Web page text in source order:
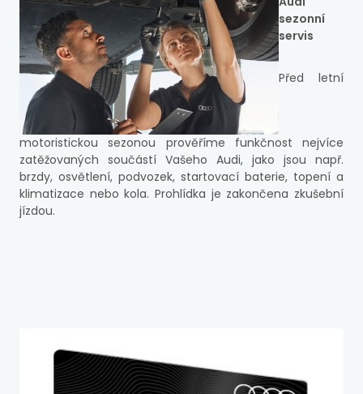
sezonní
servis
Před letní
motoristickou sezonou prověříme funkčnost nejvíce
zatěžovaných součástí Vašeho Audi, jako jsou např.
brzdy, osvětlení, podvozek, startovací baterie, topení a
klimatizace nebo kola. Prohlídka je zakončena zkušební
jízdou.